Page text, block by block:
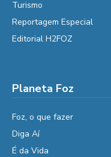
Turismo
Reportagem Especial
Editorial H2FOZ
Planeta Foz
Foz, o que fazer
Diga Aí
É da Vida